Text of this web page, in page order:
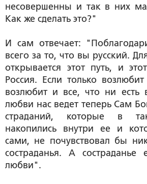
несовершенны и так в них
Как же сделать это?"
И сам отвечает:
всего за то, что вы русский.
открывается этот путь, и
Россия. Если только
возлюбит и все, что ни есть
любви нас ведет теперь Сам
страданий, которые в
накопились внутри ее и
сами, не почувствовал бы
состраданья. А состраданье
любви".